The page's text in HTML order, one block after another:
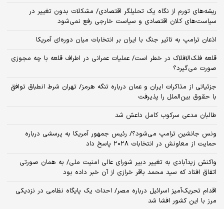
ریشه‌های تورم از نگاه یک تحلیلگر اقتصادی/ مشکلات بدون تغییر در
سیاست‌های کلان اقتصادی و سیاست خارجی رفع نمی‌شود
اذعان ترامپ به تاثیر جنگ با ایران بر انتخابات میان دوره‌ای آمریکا
قلعه فلک‌الافلاک در خطر است/ عملیات عمرانی در اطراف قلعه با چه مجوزی
صورت می‌گیرد؟
جزئیاتی از مذاکرات ایران و عمان درباره تنگه هرمز/ تهران شرط انطباق توافق
با حقوق بین‌الملل را پذیرفت
طالبان مدعی سرکوب کامل داعش شد
ونس جانشین ترامپ می‌شود؟/ رئیس جمهور آمریکا به پرسشی درباره
حمایت از معاونش در انتخابات ۲۰۲۸ پاسخ داد
واکنش زیدآبادی به تغییر دبیر شورای عالی امنیت ملی/ به همان صورتی
اتفاق افتاد که سید محمد باقر خرازی از آن خبر داده بود
اقدام تحریک‌آمیز اسرائیل درباره مصر/ احداث یک پایگاه نظامی در نزدیکی
مرز با این کشور افشا شد